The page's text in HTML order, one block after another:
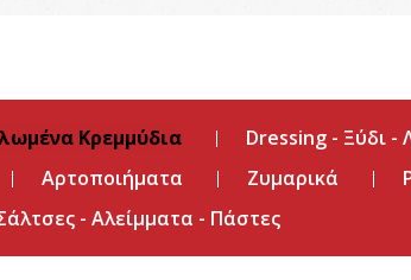
Κρεμμύδια Dressing - Ξύδι -
Αρτοποιήματα Ζυμαρικά
- Αλείμματα - Πάστες